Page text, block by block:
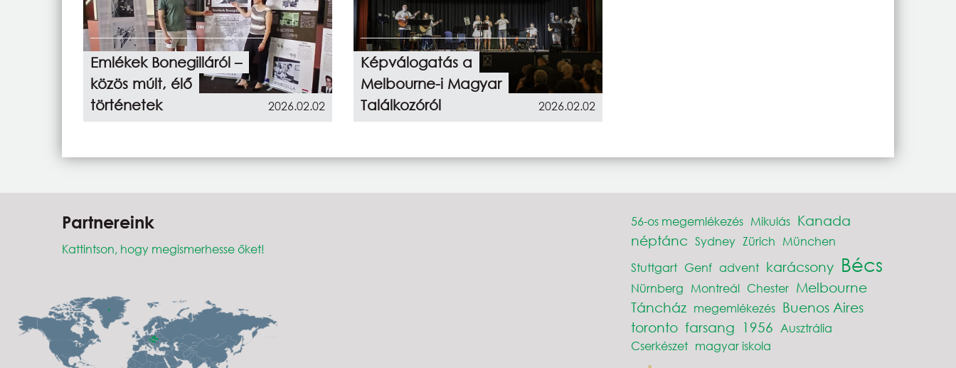
Emlékek Bonegilláról –
közös múlt, élő
történetek
2026.02.02
Képválogatás a
Melbourne-i Magyar
Találkozóról
2026.02.02
Partnereink
Kattintson, hogy megismerhesse őket!
56-os megemlékezés Mikulás Kanada
néptánc Sydney Zürich München
Stuttgart Genf advent karácsony Bécs
Nürnberg Montreál Chester Melbourne
Táncház megemlékezés Buenos Aires
toronto farsang 1956 Ausztrália
Cserkészet magyar iskola